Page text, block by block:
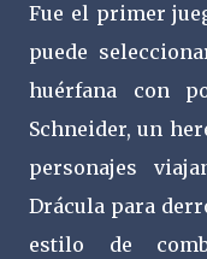
Fue el primer
puede
huérfana con
Schneider, un
personajes
Drácula para
estilo de